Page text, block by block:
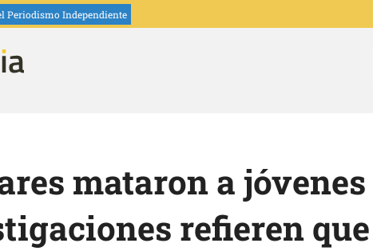
Periodismo Independiente
mataron a jóvenes
refieren